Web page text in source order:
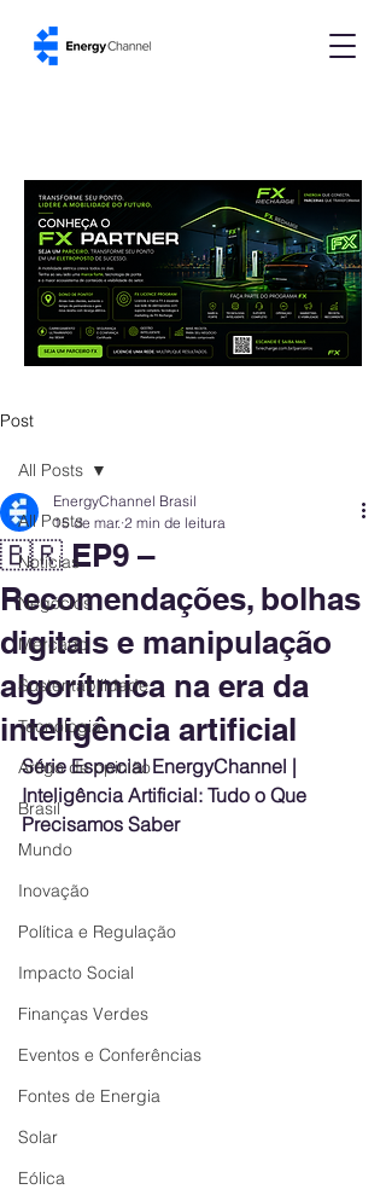
Post
All Posts
Notícias
Negócios
Mercado
Sustentabilidade
Tecnologia
Artigo de opinião
Brasil
Mundo
Inovação
Política e Regulação
Impacto Social
Finanças Verdes
Eventos e Conferências
Fontes de Energia
Solar
Eólica
All Posts
🇧🇷 EP9 –
Recomendações, bolhas
digitais e manipulação
algorítmica na era da
inteligência artificial
EnergyChannel Brasil
15 de mar. 2 min de leitura
Série Especial EnergyChannel |
Inteligência Artificial: Tudo o Que
Precisamos Saber